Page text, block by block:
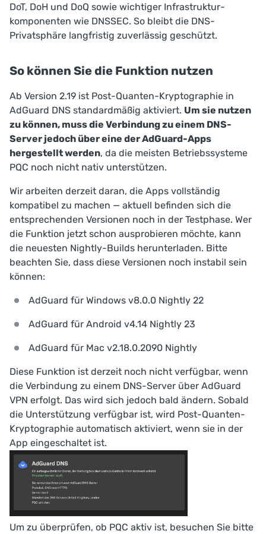
DoT, DoH und DoQ sowie wichtiger Infrastruktur­
komponenten wie DNSSEC. So bleibt die DNS-
Privatsphäre langfristig zuverlässig geschützt.
So können Sie die Funktion nutzen
Ab Version 2.19 ist Post-Quanten-Kryptographie in
AdGuard DNS standardmäßig aktiviert. Um sie nutzen
zu können, muss die Verbindung zu einem DNS-
Server jedoch über eine der AdGuard-Apps
hergestellt werden, da die meisten Betriebssysteme
PQC noch nicht nativ unterstützen.
Wir arbeiten derzeit daran, die Apps vollständig
kompatibel zu machen — aktuell befinden sich die
entsprechenden Versionen noch in der Testphase. Wer
die Funktion jetzt schon ausprobieren möchte, kann
die neuesten Nightly-Builds herunterladen. Bitte
beachten Sie, dass diese Versionen noch instabil sein
können:
AdGuard für Windows v8.0.0 Nightly 22
AdGuard für Android v4.14 Nightly 23
AdGuard für Mac v2.18.0.2090 Nightly
Diese Funktion ist derzeit noch nicht verfügbar, wenn
die Verbindung zu einem DNS-Server über AdGuard
VPN erfolgt. Das wird sich jedoch bald ändern. Sobald
die Unterstützung verfügbar ist, wird Post-Quanten-
Kryptographie automatisch aktiviert, wenn sie in der
App eingeschaltet ist.
Um zu überprüfen, ob PQC aktiv ist, besuchen Sie bitte